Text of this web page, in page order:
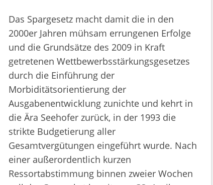
Das Spargesetz macht damit die in den
2000er Jahren mühsam errungenen Erfolge
und die Grundsätze des 2009 in Kraft
getretenen Wettbewerbsstärkungsgesetzes
durch die Einführung der
Morbiditätsorientierung der
Ausgabenentwicklung zunichte und kehrt in
die Ära Seehofer zurück, in der 1993 die
strikte Budgetierung aller
Gesamtvergütungen eingeführt wurde. Nach
einer außerordentlich kurzen
Ressortabstimmung binnen zweier Wochen